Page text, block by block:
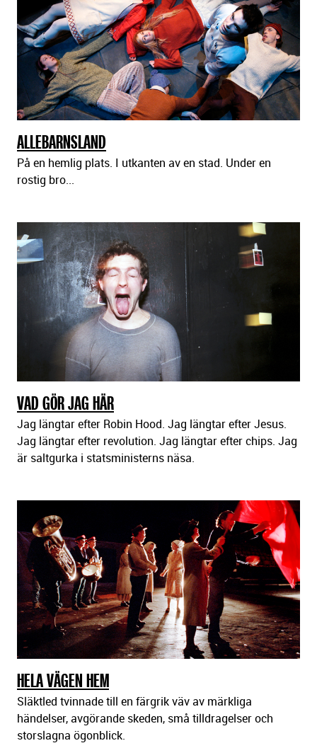
ALLEBARNSLAND
På en hemlig plats. I utkanten av en stad. Under en
rostig bro...
VAD GÖR JAG HÄR
Jag längtar efter Robin Hood. Jag längtar efter Jesus.
Jag längtar efter revolution. Jag längtar efter chips. Jag
är saltgurka i statsministerns näsa.
HELA VÄGEN HEM
Släktled tvinnade till en färgrik väv av märkliga
händelser, avgörande skeden, små tilldragelser och
storslagna ögonblick.